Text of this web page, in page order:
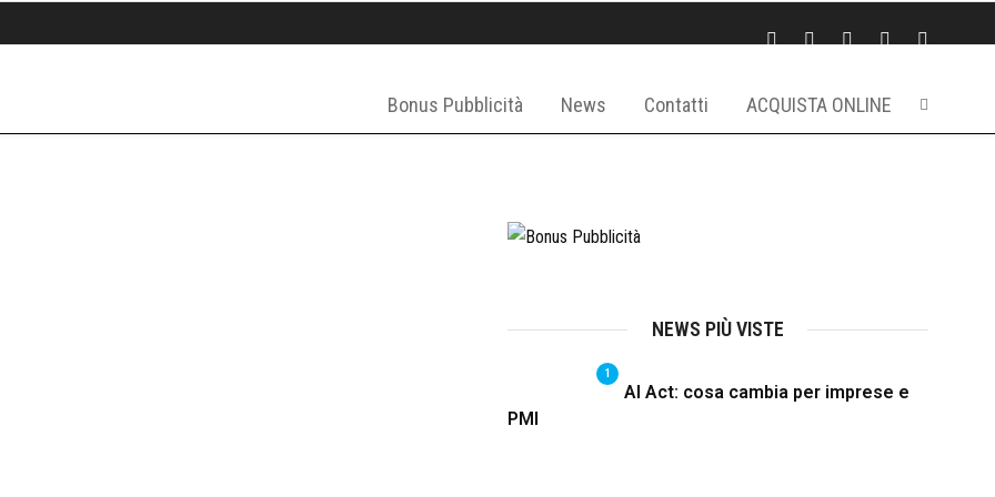
Bonus Pubblicità News Contatti ACQUISTA ONLINE
NEWS PIÙ VISTE
1
AI Act: cosa cambia per imprese e
PMI
oggi non basta più “fare campagne”